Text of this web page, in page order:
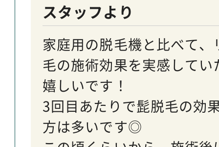
スタッフより
家庭用の脱毛機と比べて
毛の施術効果を実感して
嬉しいです！
3回目あたりで髭脱毛の効
方は多いです◎